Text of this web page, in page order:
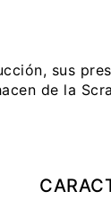
sus
de la